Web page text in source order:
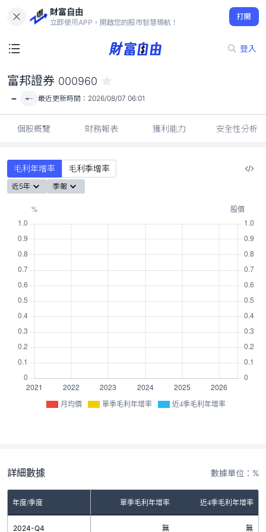
財富自由
立即使用APP，開啟您的股市智慧導航！
打開
登入
-
富邦證券 000960
- - 最近更新時間： 2026/08/07 06:01
個股概覽 財務報表 獲利能力 安全性分析
毛利年增率 毛利季增率
近5年 季報
月均價 單季毛利年增率 近4季毛利年增率
詳細數據 數據單位：%
年度/季度 單季毛利年增率 近4季毛利年增率
2024-Q4 無 無